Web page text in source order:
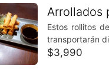
Arrollados
Estos rollitos
transportarán
$3,990